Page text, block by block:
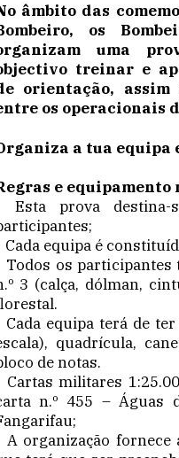
âmbito das
os
uma
treinar e
orientação,
os operacionais
a tua equipa
e equipamento
Esta prova destina-
Cada equipa é
Todos os
3 (calça, dólman,
Cada equipa terá de
quadrícula,
de notas.
Cartas militares
n.º 455 – Águas
A organização